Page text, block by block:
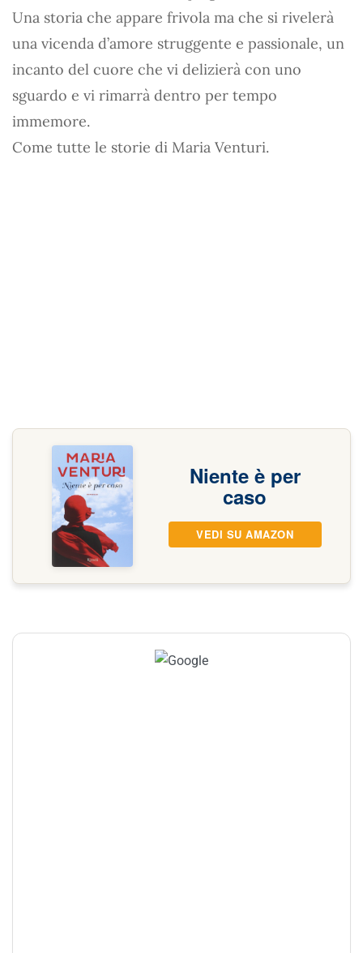
Una storia che appare frivola ma che si rivelerà
una vicenda d’amore struggente e passionale, un
incanto del cuore che vi delizierà con uno
sguardo e vi rimarrà dentro per tempo
immemore.
Come tutte le storie di Maria Venturi.
Niente è per
caso
VEDI SU AMAZON